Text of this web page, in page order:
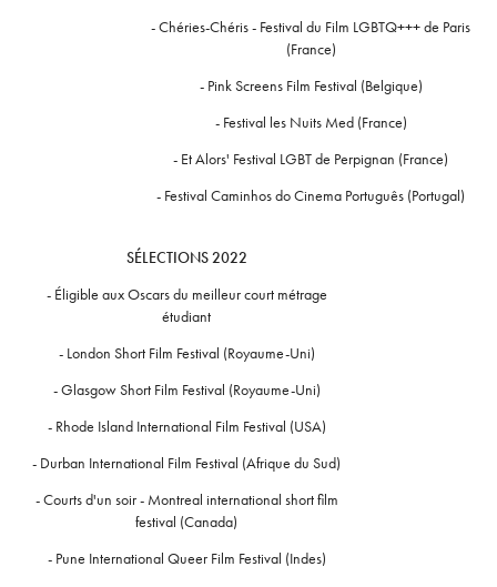
-Chéries-Chéris - Festival du Film LGBTQ+++ de Paris
(France)
- Pink Screens Film Festival (Belgique)
- Festival les Nuits Med (France)
- Et Alors' Festival LGBT de Perpignan (France)
- Festival Caminhos do Cinema Português (Portugal)
SÉLECTIONS 2022
- Éligible aux Oscars du meilleur court métrage
étudiant
- London Short Film Festival (Royaume-Uni)
- Glasgow Short Film Festival (Royaume-Uni)
- Rhode Island International Film Festival (USA)
- Durban International Film Festival (Afrique du Sud)
- Courts d'un soir - Montreal international short film
festival (Canada)
- Pune International Queer Film Festival (Indes)